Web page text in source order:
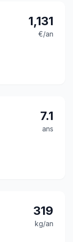
1,131
€/an
7.1
ans
319
kg/an